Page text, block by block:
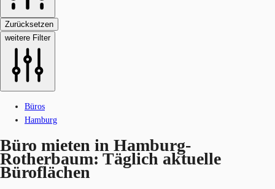
Zurücksetzen
weitere Filter
Büros
Hamburg
Büro mieten in Hamburg-
Rotherbaum: Täglich aktuelle
Büroflächen